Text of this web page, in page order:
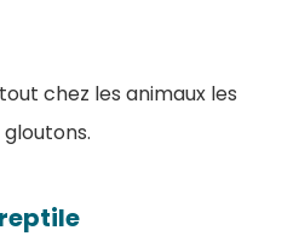
chez les animaux les